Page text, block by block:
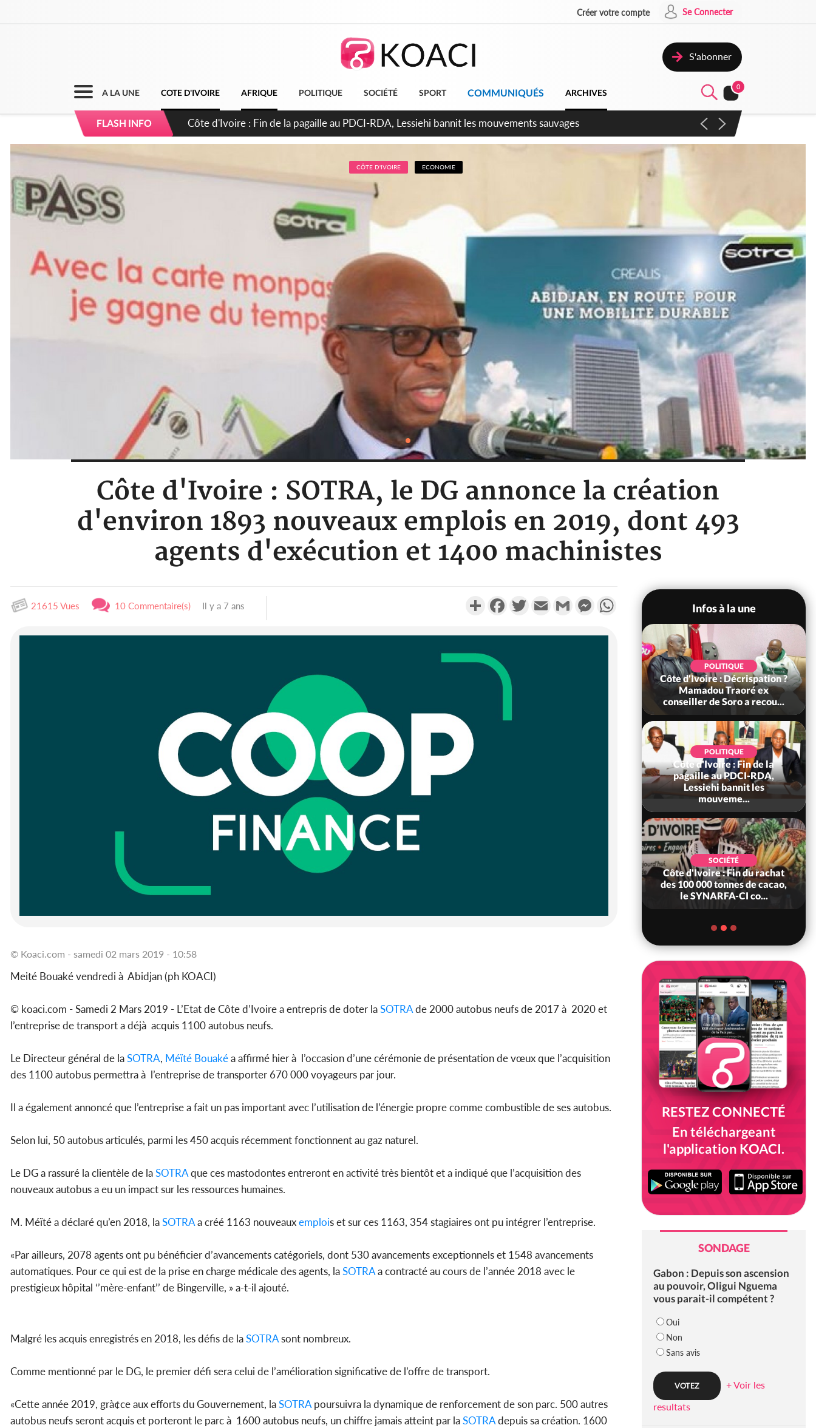
Créer votre compte Se Connecter
S'abonner
A LA UNE COTE D'IVOIRE AFRIQUE POLITIQUE SOCIÉTÉ SPORT COMMUNIQUÉS ARCHIVES
0
FLASH INFO Côte d'Ivoire : Ouattara promet des sanctions contre les déguerpissements illégaux
CÔTE D'IVOIRE ECONOMIE
Côte d'Ivoire : SOTRA, le DG annonce la création
d'environ 1893 nouveaux emplois en 2019, dont 493
agents d'exécution et 1400 machinistes
21615 Vues 10 Commentaire(s) Il y a 7 ans PartagerFacebookTwitterEmail Gmail MessengerWhatsApp
© Koaci.com - samedi 02 mars 2019 - 10:58
Meité Bouaké vendredi à Abidjan (ph KOACI)
© koaci.com - Samedi 2 Mars 2019 - L’Etat de Côte d’Ivoire a entrepris de doter laSOTRAde 2000 autobus neufs de 2017 à 2020 et
l’entreprise de transport a déjà acquis 1100 autobus neufs.
Le Directeur général de laSOTRA, Méïté Bouakéa affirmé hier à l’occasion d’une cérémonie de présentation de vœux que l’acquisition
des 1100 autobus permettra à l’entreprise de transporter 670 000 voyageurs par jour.
Il a également annoncé que l’entreprise a fait un pas important avec l’utilisation de l’énergie propre comme combustible de ses autobus.
Selon lui, 50 autobus articulés, parmi les 450 acquis récemment fonctionnent au gaz naturel.
Le DG a rassuré la clientèle de laSOTRAque ces mastodontes entreront en activité très bientôt et a indiqué que l’acquisition des
nouveaux autobus a eu un impact sur les ressources humaines.
M. Méïté a déclaré qu’en 2018, laSOTRAa créé 1163 nouveauxemplois et sur ces 1163, 354 stagiaires ont pu intégrer l’entreprise.
«Par ailleurs, 2078 agents ont pu bénéficier d’avancements catégoriels, dont 530 avancements exceptionnels et 1548 avancements
automatiques. Pour ce qui est de la prise en charge médicale des agents, laSOTRAa contracté au cours de l’année 2018 avec le
prestigieux hôpital ‘’mère-enfant’’ de Bingerville, » a-t-il ajouté.
Malgré les acquis enregistrés en 2018, les défis de laSOTRAsont nombreux.
Comme mentionné par le DG, le premier défi sera celui de l’amélioration significative de l’offre de transport.
«Cette année 2019, grà¢ce aux efforts du Gouvernement, laSOTRApoursuivra la dynamique de renforcement de son parc. 500 autres
autobus neufs seront acquis et porteront le parc à 1600 autobus neufs, un chiffre jamais atteint par laSOTRAdepuis sa création. 1600
Infos à la une
Côte d'Ivoire : Ouattara
promet des sanctions contre
POLITIQUE
Côte d'Ivoire : Décrispation ?
Mamadou Traoré ex
conseiller de Soro a recou...
POLITIQUE
Côte d'Ivoire : Fin de la
pagaille au PDCI-RDA,
Lessiehi bannit les
mouveme...
SOCIÉTÉ
Côte d'Ivoire : Fin du rachat
des 100 000 tonnes de cacao,
le SYNARFA-CI co...
RESTEZ CONNECTÉ
En téléchargeant
l'application KOACI.
SONDAGE
Gabon : Depuis son ascension
au pouvoir, Oligui Nguema
vous parait-il compétent ?
Oui
Non
Sans avis
+ Voir les
resultats